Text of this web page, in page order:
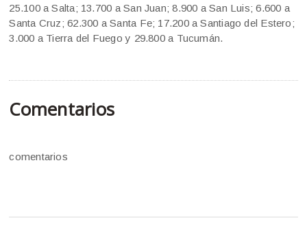
25.100 a Salta; 13.700 a San Juan; 8.900 a San Luis; 6.600 a
Santa Cruz; 62.300 a Santa Fe; 17.200 a Santiago del Estero;
3.000 a Tierra del Fuego y 29.800 a Tucumán.
Comentarios
comentarios